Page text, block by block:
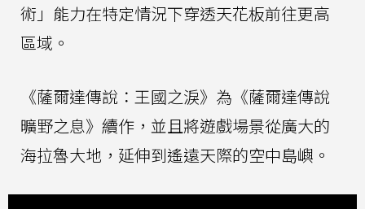
術」能力在特定情況下穿透天花板前往更高
區域。
《薩爾達傳說：王國之淚》為《薩爾達傳說
曠野之息》續作，並且將遊戲場景從廣大的
海拉魯大地，延伸到遙遠天際的空中島嶼。